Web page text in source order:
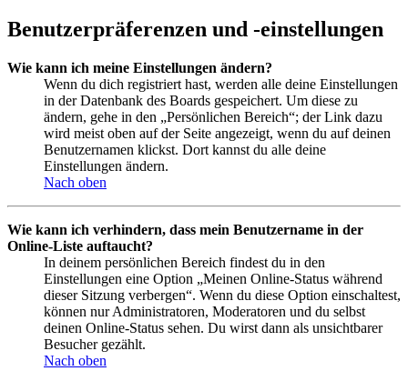
Benutzerpräferenzen und -einstellungen
Wie kann ich meine Einstellungen ändern?
Wenn du dich registriert hast, werden alle deine Einstellungen
in der Datenbank des Boards gespeichert. Um diese zu
ändern, gehe in den „Persönlichen Bereich“; der Link dazu
wird meist oben auf der Seite angezeigt, wenn du auf deinen
Benutzernamen klickst. Dort kannst du alle deine
Einstellungen ändern.
Nach oben
Wie kann ich verhindern, dass mein Benutzername in der
Online-Liste auftaucht?
In deinem persönlichen Bereich findest du in den
Einstellungen eine Option „Meinen Online-Status während
dieser Sitzung verbergen“. Wenn du diese Option einschaltest,
können nur Administratoren, Moderatoren und du selbst
deinen Online-Status sehen. Du wirst dann als unsichtbarer
Besucher gezählt.
Nach oben